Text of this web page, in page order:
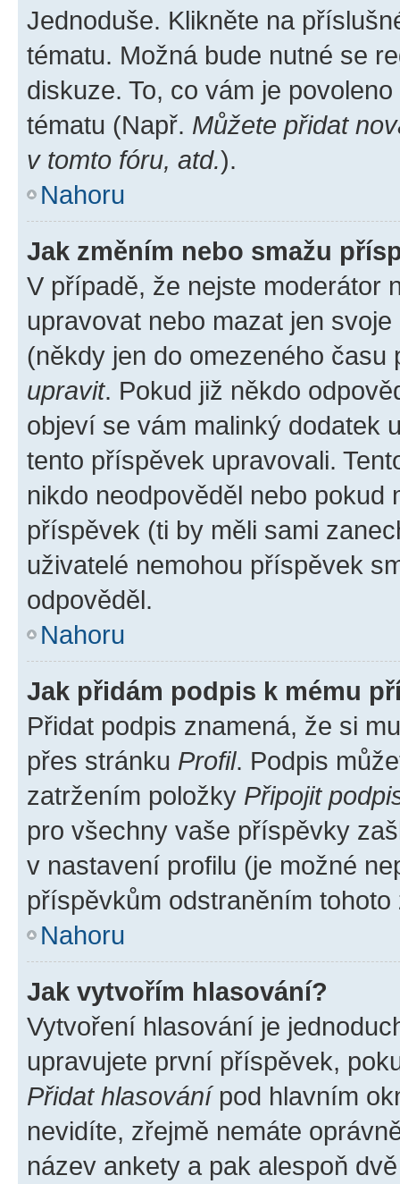
Jednoduše. Klikněte na
tématu. Možná bude nutné se
diskuze. To, co vám je
tématu (Např. Můžete přidat
v tomto fóru, atd.).
Nahoru
Jak změním nebo smažu
V případě, že nejste moderátor
upravovat nebo mazat jen
(někdy jen do omezeného
upravit. Pokud již někdo
objeví se vám malinký dodatek
tento příspěvek upravovali.
nikdo neodpověděl nebo pokud
příspěvek (ti by měli sami
uživatelé nemohou příspěvek
odpověděl.
Nahoru
Jak přidám podpis k mému
Přidat podpis znamená, že si
přes stránku Profil. Podpis
zatržením položky Připojit
pro všechny vaše příspěvky
v nastavení profilu (je možné
příspěvkům odstraněním
Nahoru
Jak vytvořím hlasování?
Vytvoření hlasování je
upravujete první příspěvek,
Přidat hlasovánípod hlavním
nevidíte, zřejmě nemáte
název ankety a pak alespoň